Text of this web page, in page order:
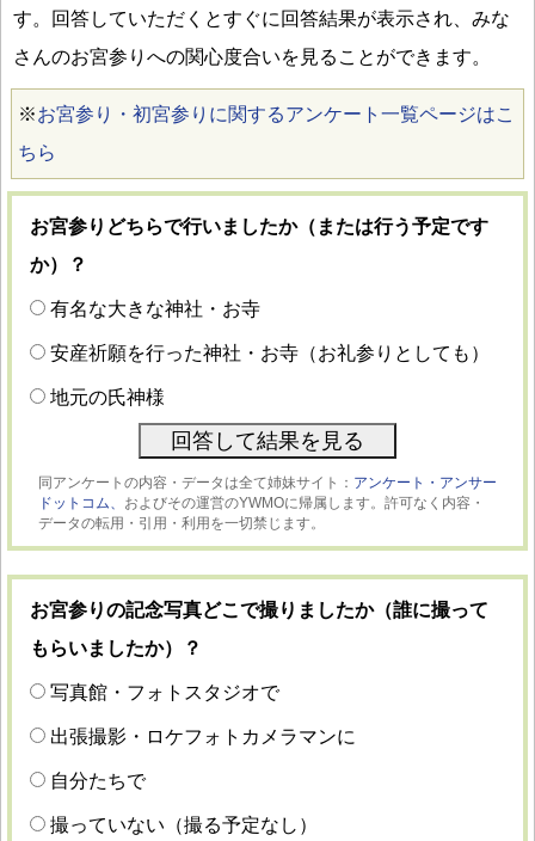
す。回答していただくとすぐに回答結果が表示され、みな
さんのお宮参りへの関心度合いを見ることができます。
※お宮参り・初宮参りに関するアンケート一覧ページはこ
ちら
お宮参りどちらで行いましたか（または行う予定です
か）？
有名な大きな神社・お寺
安産祈願を行った神社・お寺（お礼参りとしても）
地元の氏神様
同アンケートの内容・データは全て姉妹サイト： アンケート・アンサー
ドットコム、 およびその運営のYWMOに帰属します。許可なく内容・
データの転用・引用・利用を一切禁じます。
お宮参りの記念写真どこで撮りましたか（誰に撮って
もらいましたか）？
写真館・フォトスタジオで
出張撮影・ロケフォトカメラマンに
自分たちで
撮っていない（撮る予定なし）